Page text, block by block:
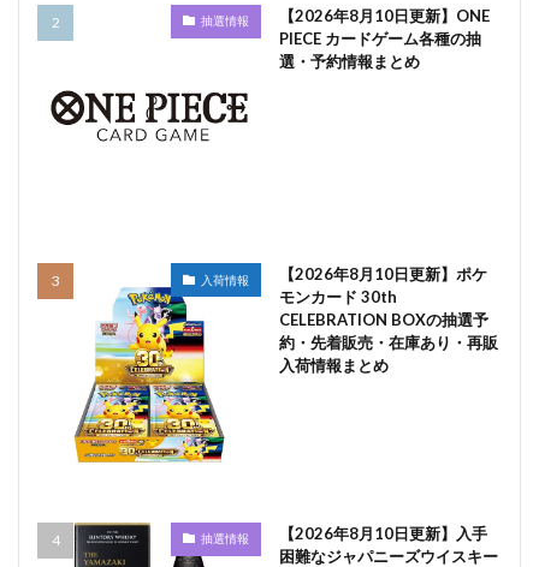
抽選情報
【2026年8月10日更新】ONE
PIECE カードゲーム各種の抽
選・予約情報まとめ
入荷情報
【2026年8月10日更新】ポケ
モンカード 30th
CELEBRATION BOXの抽選予
約・先着販売・在庫あり・再販
入荷情報まとめ
抽選情報
【2026年8月10日更新】入手
困難なジャパニーズウイスキー